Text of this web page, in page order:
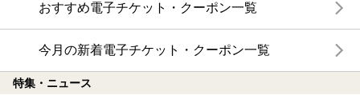
おすすめ電子チケット・クーポン一覧
今月の新着電子チケット・クーポン一覧
特集・ニュース